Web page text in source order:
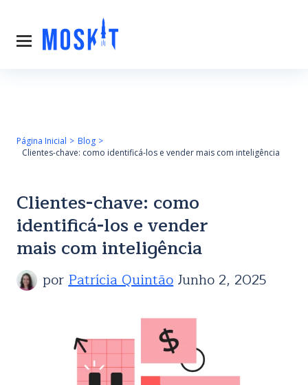
Página Inicial
Blog
Clientes-chave: como identificá-los e vender mais com inteligência
Clientes-chave: como
identificá-los e vender
mais com inteligência
porPatrícia Quintão Junho 2, 2025